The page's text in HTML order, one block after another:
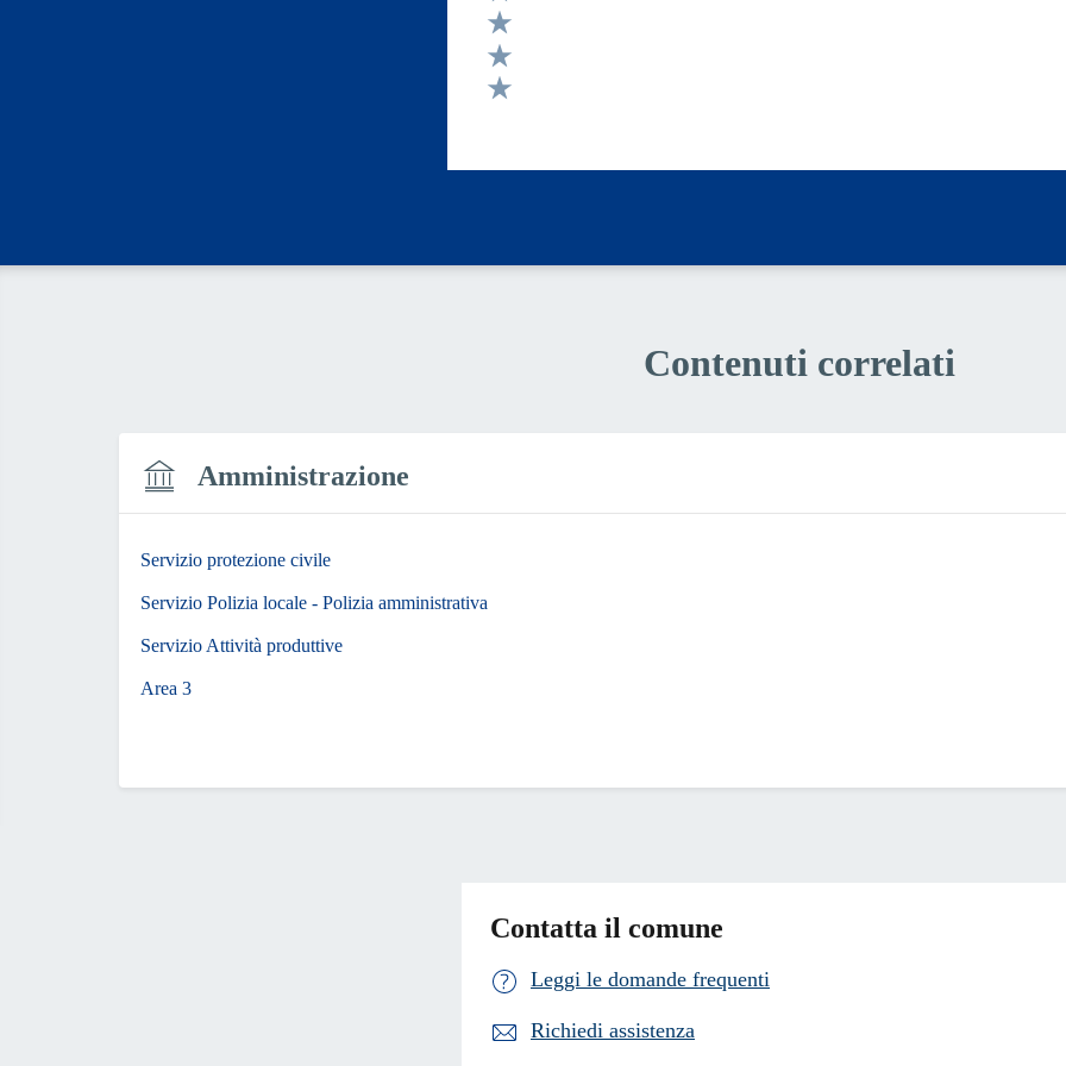
Valuta 4 stelle su 5
Valuta 3 stelle su 5
Valuta 2 stelle su 5
Contenuti correlati
Amministrazione
Servizio protezione civile
Servizio Polizia locale - Polizia amministrativa
Servizio Attività produttive
Area 3
Contatta il comune
Leggi le domande frequenti
Richiedi assistenza